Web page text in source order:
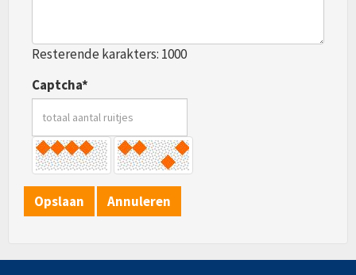
Resterende karakters: 1000
Captcha*
Opslaan Annuleren